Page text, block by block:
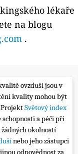
lékaře
na blogu
.
ovzduší jsou v
kvality mohou být
Světový index
a péči při
okolností
nebo jeho zástupci
odpovědnost za